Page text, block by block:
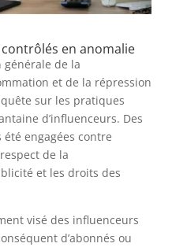
en anomalie
générale de la
et de la répression
sur les pratiques
d’influenceurs. Des
engagées contre
de la
et les droits des
visé des influenceurs
d’abonnés ou